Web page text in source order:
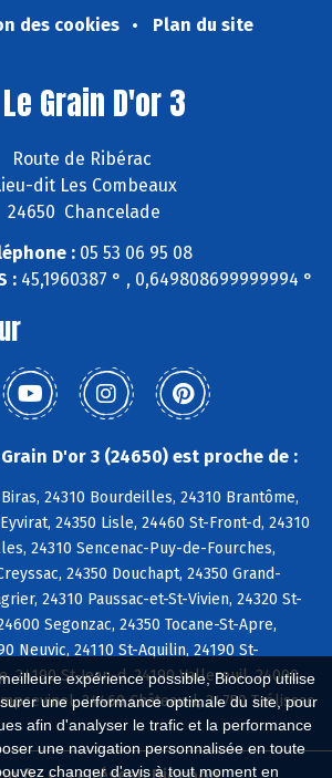
expérience possible, Biocoop utilise
une performance optimale du site, pour
afin d'analyser le trafic et la performance
une navigation personnalisée en toute
changer d'avis à tout moment en
des cookies
Plan du site
Le Grain D'or 3
Route de Ribérac
dit Les Combeaux
24650 Chancelade
:05 53 06 95 08
: 45,1960387 ° , 0,649808699999994 °
D'or 3 (24650) est proche de :
24310 Bourdeilles, 24310 Brantôme,
24350 Lisle, 24460 St-Front-d, 24310
24310 Sencenac-Puy-de-Fourches,
24350 Douchapt, 24350 Grand-
24310 Paussac-et-St-Vivien, 24320 St-
Segonzac, 24350 Tocane-St-Apre,
Neuvic, 24110 St-Aquilin, 24190 St-
24190 St-Jean-d, 24190 Vallereuil, 24000
24460 Château-l, 24750 Trélissac